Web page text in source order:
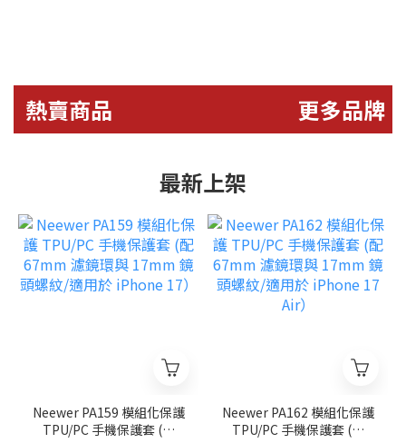
熱賣商品 更多品牌
最新上架
Neewer PA159 模組化保護
TPU/PC 手機保護套 (配
Neewer PA162 模組化保護
TPU/PC 手機保護套 (配